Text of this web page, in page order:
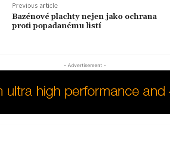
Previous article
Bazénové plachty nejen jako ochrana
proti popadanému listí
- Advertisement -